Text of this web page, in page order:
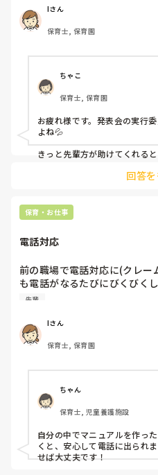
をしたかなどまとめてあるの
不安です。何かを任せられる
シャーに弱いです、、、。み
を任されて、気をつけてるこ
Iさん
保育士, 保育園
ちゃこ
保育士, 保育園
お疲れ様です。発表会の実行
よね💦
きっと先輩方が助けてくれる
のようにしていろいろ助けて
回答
保育・お仕事
電話対応
前の職場で電話対応に(クレー
も電話がなるたびにびくびく
ますが、なるべく取らないよ
うか？
先輩
Iさん
保育士, 保育園
ちゃん
保育士, 児童養護施設
自分の中でマニュアルを作っ
くと、安心して電話に出られ
せば大丈夫です！